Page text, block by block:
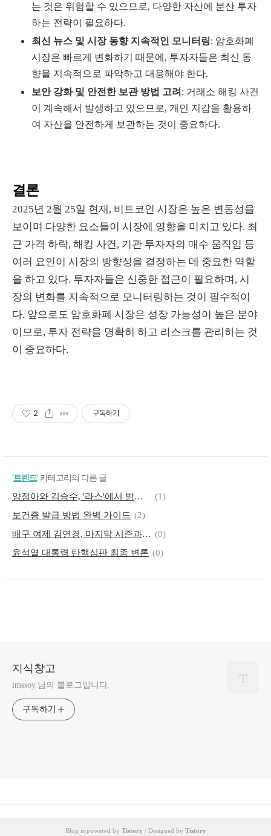
는 것은 위험할 수 있으므로, 다양한 자산에 분산 투자
하는 전략이 필요하다.
최신 뉴스 및 시장 동향 지속적인 모니터링: 암호화폐
시장은 빠르게 변화하기 때문에, 투자자들은 최신 동
향을 지속적으로 파악하고 대응해야 한다.
보안 강화 및 안전한 보관 방법 고려 : 거래소 해킹 사건
이 계속해서 발생하고 있으므로, 개인 지갑을 활용하
여 자산을 안전하게 보관하는 것이 중요하다.
결론
2025년 2월 25일 현재, 비트코인 시장은 높은 변동성을
보이며 다양한 요소들이 시장에 영향을 미치고 있다. 최
근 가격 하락, 해킹 사건, 기관 투자자의 매수 움직임 등
여러 요인이 시장의 방향성을 결정하는 데 중요한 역할
을 하고 있다. 투자자들은 신중한 접근이 필요하며, 시
장의 변화를 지속적으로 모니터링하는 것이 필수적이
다. 앞으로도 암호화폐 시장은 성장 가능성이 높은 분야
이므로, 투자 전략을 명확히 하고 리스크를 관리하는 것
이 중요하다.
2 구독하기
'트렌드' 카테고리의 다른 글
양정아와 김승수, '라스'에서 밝혀진 썸의 진실은?
(1)
보건증 발급 방법 완벽 가이드 (2)
배구 여제 김연경, 마지막 시즌과 은퇴 투어 – 그녀의 전설은 계속된다! (0)
윤석열 대통령 탄핵심판 최종 변론 (0)
지식창고
imssoy 님의 블로그입니다.
구독하기
Blog is powered by Tistory / Designed by Tistory